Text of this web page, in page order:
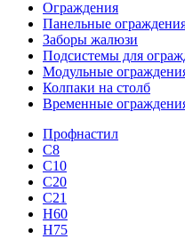
Ограждения
Панельные
Заборы жалюзи
Подсистемы для
Модульные
Колпаки на столб
Временные
Профнастил
С8
С10
С20
С21
H60
H75